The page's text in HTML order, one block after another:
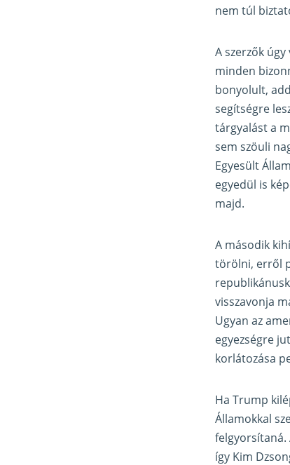
nem túl
A szerzők
minden
bonyolult,
segítségre
tárgyalást a
sem szöuli
Egyesült
egyedül is
majd.
A második
törölni, erről
visszavonja
Ugyan az
egyezségre
korlátozása
Ha Trump
Államokkal
felgyorsítaná.
így Kim